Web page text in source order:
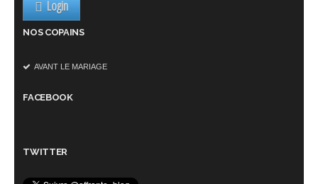
Login
NOS COPAINS
AVANT LE MARIAGE
FACEBOOK
TWITTER